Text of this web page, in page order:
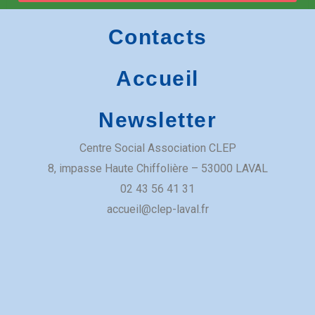
Café des voisins
8 Imp. Haute Chiffolière
Contacts
Accueil
Newsletter
Centre Social Association CLEP
​8, impasse Haute Chiffolière – 53000 LAVAL​
02 43 56 41 31
accueil@clep-laval.fr